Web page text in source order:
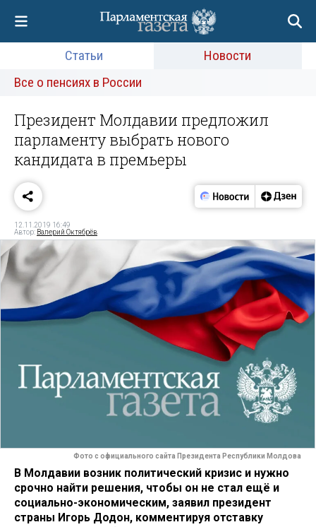
Статьи
Новости
Все о пенсиях в России
Президент Молдавии предложил
парламенту выбрать нового
кандидата в премьеры
12.11.2019 16:49
Автор: Валерий Октябрёв
Фото с официального сайта Президента Республики Молдова
В Молдавии возник политический кризис и нужно
срочно найти решения, чтобы он не стал ещё и
социально-экономическим, заявил президент
страны Игорь Додон, комментируя отставку